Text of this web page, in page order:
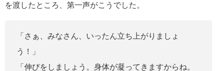
を渡したところ、第一声がこうでした。
「さぁ、みなさん、いったん立ち上がりましょ
う！」
「伸びをしましょう。身体が凝ってきますからね。